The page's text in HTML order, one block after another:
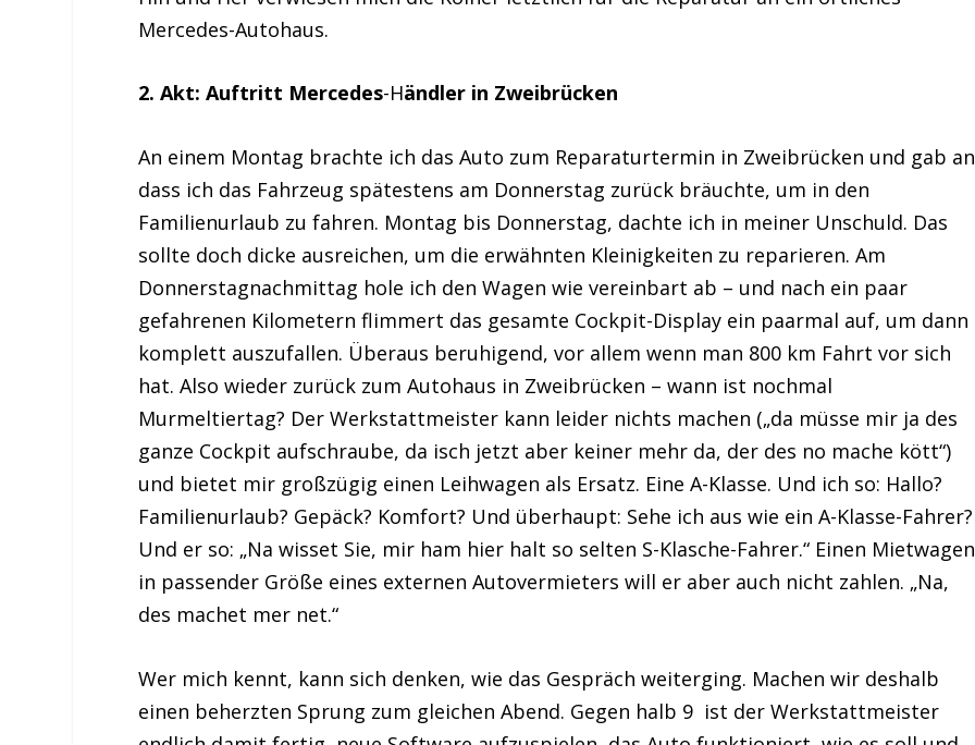
Mercedes-Autohaus.
2. Akt: Auftritt Mercedes-Händler in Zweibrücken
An einem Montag brachte ich das Auto zum Reparaturtermin in Zweibrücken und gab
dass ich das Fahrzeug spätestens am Donnerstag zurück bräuchte, um in den
Familienurlaub zu fahren. Montag bis Donnerstag, dachte ich in meiner Unschuld. Das
sollte doch dicke ausreichen, um die erwähnten Kleinigkeiten zu reparieren. Am
Donnerstagnachmittag hole ich den Wagen wie vereinbart ab – und nach ein paar
gefahrenen Kilometern flimmert das gesamte Cockpit-Display ein paarmal auf, um dann
komplett auszufallen. Überaus beruhigend, vor allem wenn man 800 km Fahrt vor sich
hat. Also wieder zurück zum Autohaus in Zweibrücken – wann ist nochmal
Murmeltiertag? Der Werkstattmeister kann leider nichts machen („da müsse mir ja des
ganze Cockpit aufschraube, da isch jetzt aber keiner mehr da, der des no mache kött“)
und bietet mir großzügig einen Leihwagen als Ersatz. Eine A-Klasse. Und ich so: Hallo?
Familienurlaub? Gepäck? Komfort? Und überhaupt: Sehe ich aus wie ein A-Klasse-Fahrer?
Und er so: „Na wisset Sie, mir ham hier halt so selten S-Klasche-Fahrer.“ Einen Mietwagen
in passender Größe eines externen Autovermieters will er aber auch nicht zahlen. „Na,
des machet mer net.“
Wer mich kennt, kann sich denken, wie das Gespräch weiterging. Machen wir deshalb
einen beherzten Sprung zum gleichen Abend. Gegen halb 9 ist der Werkstattmeister